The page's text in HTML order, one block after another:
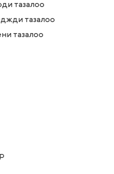
тазалоо
тазалоо
тазалоо